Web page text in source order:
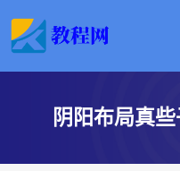
阴阳布局真